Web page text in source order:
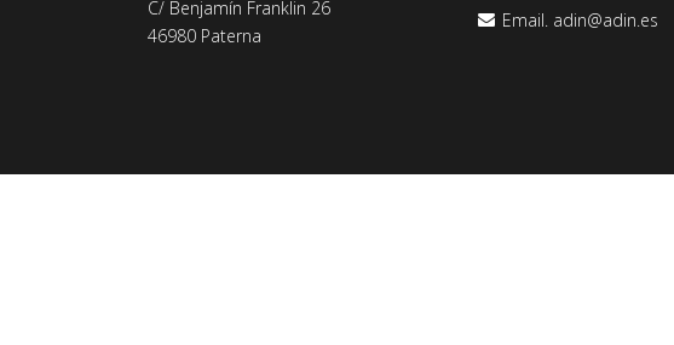
C/ Benjamín Franklin 26
46980 Paterna
Email. adin@adin.es